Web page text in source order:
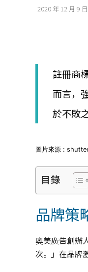
2020 年 12 月 9 日
註冊商
而言，
於不敗
圖片來源 :
目錄
品牌策
奧美廣告創辦
次。」在品牌